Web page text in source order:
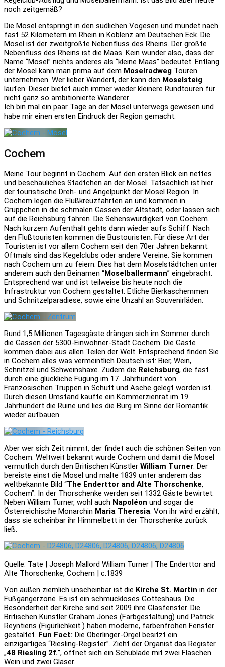
noch zeitgemäß?
Die Mosel entspringt in den südlichen Vogesen und mündet nach
fast 52 Kilometern im Rhein in Koblenz am Deutschen Eck. Die
Mosel ist der zweitgrößte Nebenfluss des Rheins. Der größte
Nebenfluss des Rheins ist die Maas. Kein wunder also, dass der
Name “Mosel” nichts anderes als “kleine Maas” bedeutet. Entlang
der Mosel kann man prima auf dem Moselradweg Touren
unternehmen. Wer lieber Wandert, der kann den Moselsteig
laufen. Dieser bietet auch immer wieder kleinere Rundtouren für
nicht ganz so ambitionierte Wanderer.
Ich bin mal ein paar Tage an der Mosel unterwegs gewesen und
habe mir einen ersten Eindruck der Region gemacht.
Cochem
Meine Tour beginnt in Cochem. Auf den ersten Blick ein nettes
und beschauliches Städtchen an der Mosel. Tatsächlich ist hier
der touristische Dreh- und Angelpunkt der Mosel Region. In
Cochem legen die Flußkreuzfahrten an und kommen in
Grüppchen in die schmalen Gassen der Altstadt, oder lassen sich
auf die Reichsburg fahren. Die Sehenswürdigkeit von Cochem.
Nach kurzem Aufenthalt gehts dann wieder aufs Schiff. Nach
den Flußtouristen kommen die Bustouristen. Für diese Art der
Touristen ist vor allem Cochem seit den 70er Jahren bekannt.
Oftmals sind das Kegelclubs oder andere Vereine. Sie kommen
nach Cochem um zu feiern. Dies hat dem Moselstädtchen unter
anderem auch den Beinamen “Moselballermann” eingebracht.
Entsprechend war und ist teilweise bis heute noch die
Infrastruktur von Cochem gestaltet. Etliche Bierkaschemmen
und Schnitzelparadiese, sowie eine Unzahl an Souvenirläden.
Rund 1,5 Millionen Tagesgäste drängen sich im Sommer durch
die Gassen der 5300-Einwohner-Stadt Cochem. Die Gäste
kommen dabei aus allen Teilen der Welt. Entsprechend finden Sie
in Cochem alles was vermeintlich Deutsch ist: Bier, Wein,
Schnitzel und Schweinshaxe. Zudem die Reichsburg, die fast
durch eine glückliche Fügung im 17. Jahrhundert von
Französischen Truppen in Schutt und Asche gelegt worden ist.
Durch diesen Umstand kaufte ein Kommerzienrat im 19.
Jahrhundert die Ruine und lies die Burg im Sinne der Romantik
wieder aufbauen.
Aber wer sich Zeit nimmt, der findet auch die schönen Seiten von
Cochem. Weltweit bekannt wurde Cochem und damit die Mosel
vermutlich durch den Britischen Künstler William Turner. Der
bereiste einst die Mosel und malte 1839 unter anderem das
weltbekannte Bild “The Enderttor and Alte Thorschenke,
Cochem”. In der Thorschenke werden seit 1332 Gäste bewirtet.
Neben William Turner, wohl auch Napoléon und sogar die
Österreichische Monarchin Maria Theresia. Von ihr wird erzählt,
dass sie scheinbar ihr Himmelbett in der Thorschenke zurück
ließ.
Quelle: Tate | Joseph Mallord William Turner | The Enderttor and
Alte Thorschenke, Cochem | c.1839
Von außen ziemlich unscheinbar ist die Kirche St. Martin in der
Fußgängerzone. Es ist ein schmuckloses Gotteshaus. Die
Besonderheit der Kirche sind seit 2009 ihre Glasfenster. Die
Britischen Künstler Graham Jones (Farbgestaltung) und Patrick
Reyntiens (Figürlichkeit ) haben moderne, farbenfrohen Fenster
gestaltet. Fun Fact: Die Oberlinger-Orgel besitzt ein
einzigartiges “Riesling-Register”. Zieht der Organist das Register
„48 Riesling 2f.”, öffnet sich ein Schublade mit zwei Flaschen
Wein und zwei Gläser.